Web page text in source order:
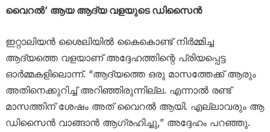
വൈറൽ’ ആയ ആദ്യ വളയുടെ ഡിസൈൻ
ഇറ്റാലിയൻ ശൈലിയിൽ കൈകൊണ്ട് നിർമ്മിച്ച
ആദ്യത്തെ വളയാണ് അദ്ദേഹത്തിന്റെ പ്രിയപ്പെട്ട
ഓർമ്മകളിലൊന്ന്. “ആദ്യത്തെ ഒരു മാസത്തേക്ക് ആരും
അതിനെക്കുറിച്ച് അറിഞ്ഞിരുന്നില്ല. എന്നാൽ രണ്ട്
മാസത്തിന് ശേഷം അത് വൈറൽ ആയി. എല്ലാവരും ആ
ഡിസൈൻ വാങ്ങാൻ ആഗ്രഹിച്ചു,” അദ്ദേഹം പറഞ്ഞു.